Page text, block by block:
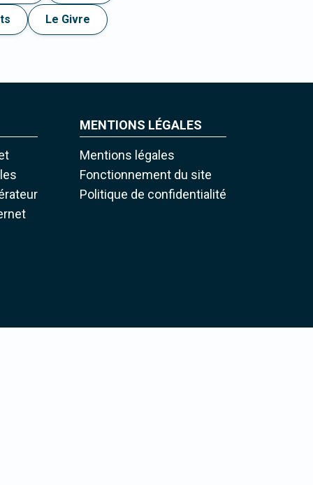
Le Givre
MENTIONS LÉGALES
Mentions légales
Fonctionnement du site
Politique de confidentialité